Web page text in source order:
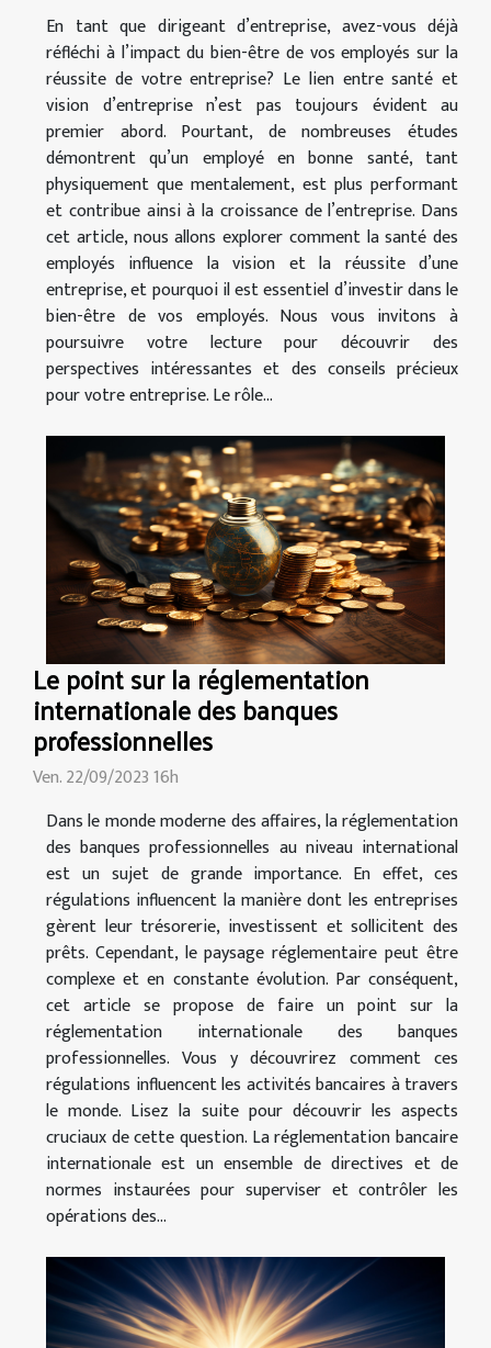
En tant que dirigeant d’entreprise, avez-vous déjà
réfléchi à l’impact du bien-être de vos employés sur la
réussite de votre entreprise? Le lien entre santé et
vision d’entreprise n’est pas toujours évident au
premier abord. Pourtant, de nombreuses études
démontrent qu’un employé en bonne santé, tant
physiquement que mentalement, est plus performant
et contribue ainsi à la croissance de l’entreprise. Dans
cet article, nous allons explorer comment la santé des
employés influence la vision et la réussite d’une
entreprise, et pourquoi il est essentiel d’investir dans le
bien-être de vos employés. Nous vous invitons à
poursuivre votre lecture pour découvrir des
perspectives intéressantes et des conseils précieux
pour votre entreprise. Le rôle...
Le point sur la réglementation
internationale des banques
professionnelles
Ven. 22/09/2023 16h
Dans le monde moderne des affaires, la réglementation
des banques professionnelles au niveau international
est un sujet de grande importance. En effet, ces
régulations influencent la manière dont les entreprises
gèrent leur trésorerie, investissent et sollicitent des
prêts. Cependant, le paysage réglementaire peut être
complexe et en constante évolution. Par conséquent,
cet article se propose de faire un point sur la
réglementation internationale des banques
professionnelles. Vous y découvrirez comment ces
régulations influencent les activités bancaires à travers
le monde. Lisez la suite pour découvrir les aspects
cruciaux de cette question. La réglementation bancaire
internationale est un ensemble de directives et de
normes instaurées pour superviser et contrôler les
opérations des...